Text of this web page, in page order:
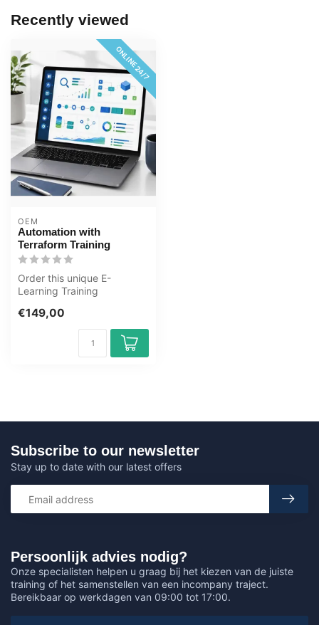
Recently viewed
ONLINE 24/7
OEM
Automation with
Terraform Training
Order this unique E-
Learning Training
online, 1 year 2...
€149,00
Persoonlijk advies nodig?
Onze specialisten helpen u graag bij het kiezen van de juiste
training of het samenstellen van een incompany traject.
Bereikbaar op werkdagen van 09:00 tot 17:00.
Subscribe to our newsletter
Stay up to date with our latest offers